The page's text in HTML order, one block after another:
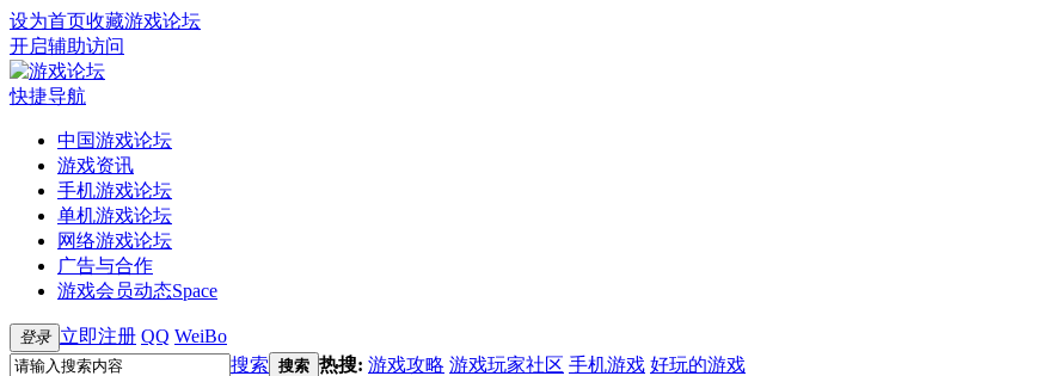
设为首页收藏游戏论坛
开启辅助访问
快捷导航
中国游戏论坛
游戏资讯
手机游戏论坛
单机游戏论坛
网络游戏论坛
广告与合作
游戏会员动态Space
登录 立即注册 QQ WeiBo
搜索 搜索 热搜: 游戏攻略 游戏玩家社区 手机游戏 好玩的游戏